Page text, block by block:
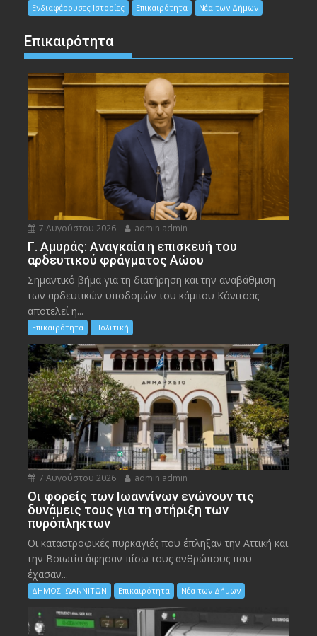
Ενδιαφέρουσες Ιστορίες Επικαιρότητα Νέα των Δήμων
Επικαιρότητα
7 Αυγούστου 2026 admin admin
Γ. Αμυράς: Αναγκαία η επισκευή του
αρδευτικού φράγματος Αώου
Σημαντικό βήμα για τη διατήρηση και την αναβάθμιση
των αρδευτικών υποδομών του κάμπου Κόνιτσας
αποτελεί η...
Επικαιρότητα Πολιτική
7 Αυγούστου 2026 admin admin
Οι φορείς των Ιωαννίνων ενώνουν τις
δυνάμεις τους για τη στήριξη των
πυρόπληκτων
Οι καταστροφικές πυρκαγιές που έπληξαν την Αττική και
την Bοιωτία άφησαν πίσω τους ανθρώπους που
έχασαν...
ΔΗΜΟΣ ΙΩΑΝΝΙΤΩΝ Επικαιρότητα Νέα των Δήμων